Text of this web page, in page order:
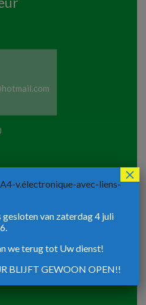
v.électronique-avec-liens-
van zaterdag 4 juli
we terug tot Uw dienst!
BLIJFT GEWOON OPEN!!
×